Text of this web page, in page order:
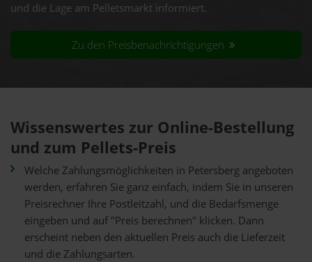
und die Lage am Pelletsmarkt informiert.
Zu den Preisbenachrichtigungen
Wissenswertes zur Online-Bestellung
und zum Pellets-Preis
Welche Zahlungsmöglichkeiten in Petersberg angeboten
werden, erfahren Sie ganz einfach, indem Sie in unseren
Preisrechner Ihre Postleitzahl, und die Bedarfsmenge
eingeben und auf "Preis berechnen" klicken. Dann
erscheint neben den aktuellen Preis auch die Lieferzeit
und die Zahlungsarten.